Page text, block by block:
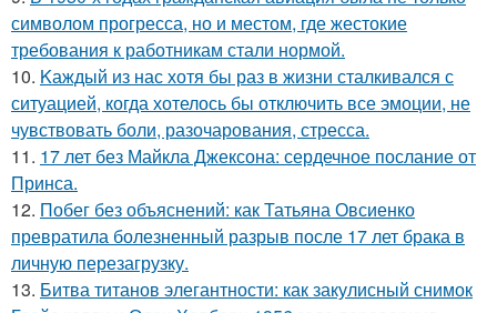
символом прогресса, но и местом, где жестокие
требования к работникам стали нормой.
10. Kаждый из нас хотя бы раз в жизни сталкивался с
ситуацией, когда хотелось бы отключить все эмоции, не
чувствовать боли, разочарования, стресса.
11. 17 лет без Майкла Джексона: сердечное послание от
Принса.
12. Побег без объяснений: как Татьяна Овсиенко
превратила болезненный разрыв после 17 лет брака в
личную перезагрузку.
13. Битва титанов элегантности: как закулисный снимок